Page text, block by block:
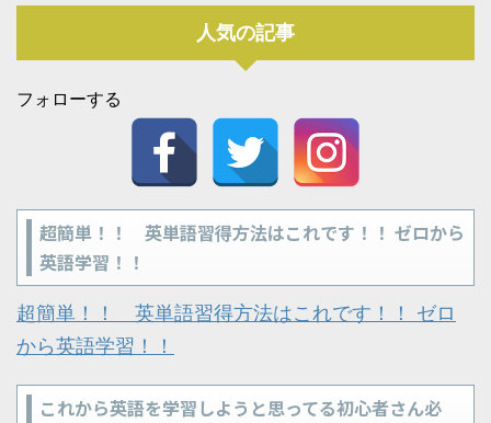
人気の記事
フォローする
超簡単！！ 英単語習得方法はこれです！！ ゼロから
英語学習！！
超簡単！！ 英単語習得方法はこれです！！ ゼロ
から英語学習！！
これから英語を学習しようと思ってる初心者さん必